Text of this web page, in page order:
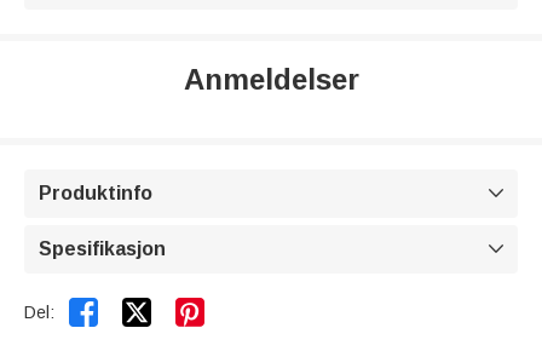
Anmeldelser
Produktinfo 
Spesifikasjon 
Del:  